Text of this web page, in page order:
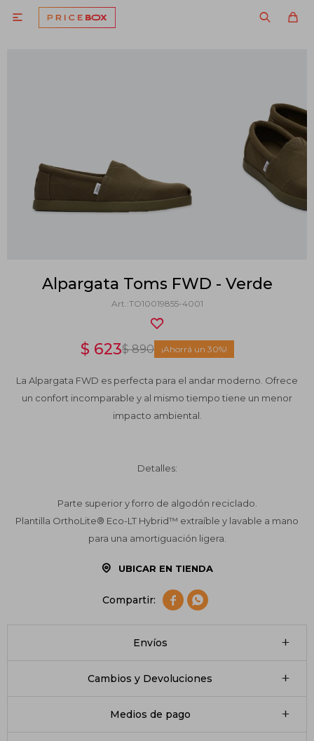

Alpargata Toms FWD - Verde
TO10019855-4001
$ 623$ 890 30
La Alpargata FWD es perfecta para el andar moderno. Ofrece
un confort incomparable y al mismo tiempo tiene un menor
impacto ambiental.
Detalles:
Parte superior y forro de algodón reciclado.
Plantilla OrthoLite® Eco-LT Hybrid™ extraíble y lavable a mano
para una amortiguación ligera.
UBICAR EN TIENDA
 
Envíos
Cambios y Devoluciones
Medios de pago